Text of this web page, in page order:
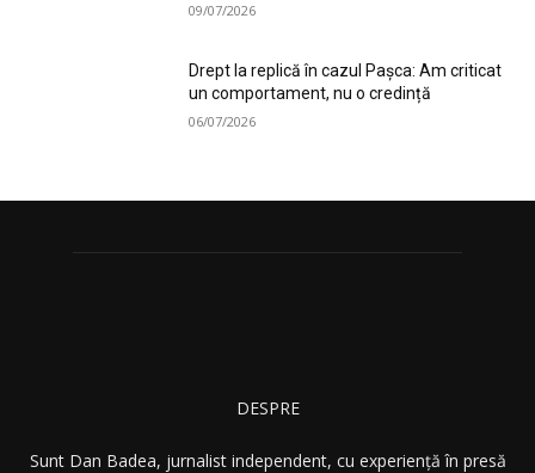
09/07/2026
Drept la replică în cazul Pașca: Am criticat
un comportament, nu o credință
06/07/2026
DESPRE
Sunt Dan Badea, jurnalist independent, cu experiență în presă